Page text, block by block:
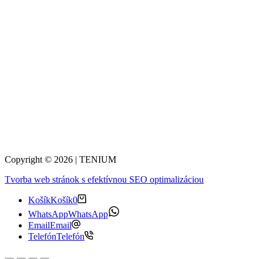
Copyright © 2026 | TENIUM
Tvorba web stránok s efektívnou SEO optimalizáciou
KošíkKošík0
WhatsAppWhatsApp
EmailEmail
TelefónTelefón